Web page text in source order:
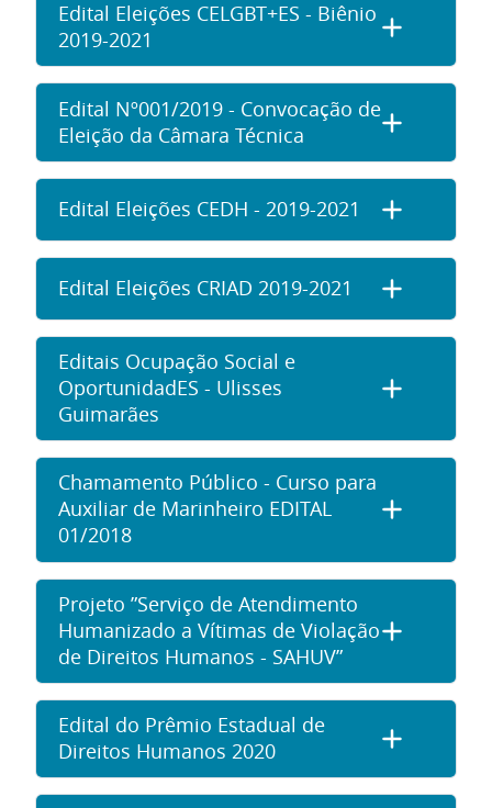
Edital Eleições CELGBT+ES - Biênio
2019-2021
Edital Nº001/2019 - Convocação de
Eleição da Câmara Técnica
Edital Eleições CEDH - 2019-2021
Edital Eleições CRIAD 2019-2021
Editais Ocupação Social e
OportunidadES - Ulisses
Guimarães
Chamamento Público - Curso para
Auxiliar de Marinheiro EDITAL
01/2018
Projeto ”Serviço de Atendimento
Humanizado a Vítimas de Violação
de Direitos Humanos - SAHUV”
Edital do Prêmio Estadual de
Direitos Humanos 2020